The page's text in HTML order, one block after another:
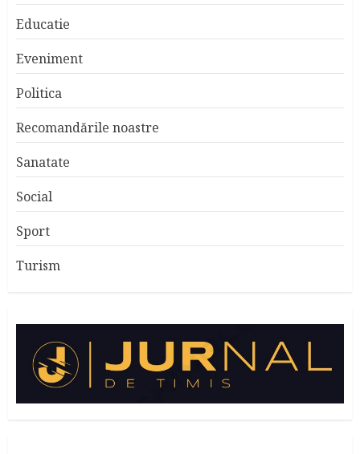
Educatie
Eveniment
Politica
Recomandările noastre
Sanatate
Social
Sport
Turism